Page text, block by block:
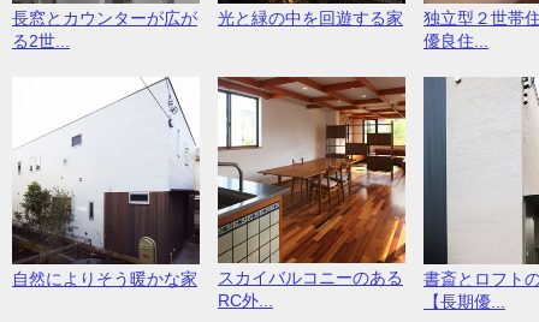
長窓とカウンターが広が
る2世...
光と緑の中を回遊する家
独立型２世帯
優良住...
自然によりそう暖かな家
スカイバルコニーのある
RC外...
書斎とロフト
【長期優...